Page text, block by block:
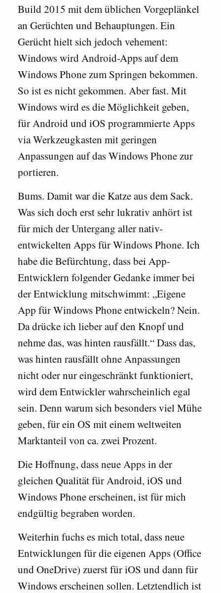
Build 2015 mit dem üblichen Vorgeplänkel
an Gerüchten und Behauptungen. Ein
Gerücht hielt sich jedoch vehement:
Windows wird Android-Apps auf dem
Windows Phone zum Springen bekommen.
So ist es nicht gekommen. Aber fast. Mit
Windows wird es die Möglichkeit geben,
für Android und iOS programmierte Apps
via Werkzeugkasten mit geringen
Anpassungen auf das Windows Phone zur
portieren.
Bums. Damit war die Katze aus dem Sack.
Was sich doch erst sehr lukrativ anhört ist
für mich der Untergang aller nativ-
entwickelten Apps für Windows Phone. Ich
habe die Befürchtung, dass bei App-
Entwicklern folgender Gedanke immer bei
der Entwicklung mitschwimmt: „Eigene
App für Windows Phone entwickeln? Nein.
Da drücke ich lieber auf den Knopf und
nehme das, was hinten rausfällt.“ Dass das,
was hinten rausfällt ohne Anpassungen
nicht oder nur eingeschränkt funktioniert,
wird dem Entwickler wahrscheinlich egal
sein. Denn warum sich besonders viel Mühe
geben, für ein OS mit einem weltweiten
Marktanteil von ca. zwei Prozent.
Die Hoffnung, dass neue Apps in der
gleichen Qualität für Android, iOS und
Windows Phone erscheinen, ist für mich
endgültig begraben worden.
Weiterhin fuchs es mich total, dass neue
Entwicklungen für die eigenen Apps (Office
und OneDrive) zuerst für iOS und dann für
Windows erscheinen sollen. Letztendlich ist